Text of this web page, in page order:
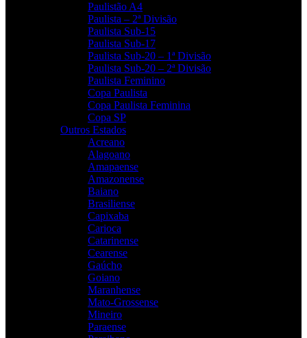
Paulistão A4
Paulista – 2ª Divisão
Paulista Sub-15
Paulista Sub-17
Paulista Sub-20 – 1ª Divisão
Paulista Sub-20 – 2ª Divisão
Paulista Feminino
Copa Paulista
Copa Paulista Feminina
Copa SP
Outros Estados
Acreano
Alagoano
Amapaense
Amazonense
Baiano
Brasiliense
Capixaba
Carioca
Catarinense
Cearense
Gaúcho
Goiano
Maranhense
Mato-Grossense
Mineiro
Paraense